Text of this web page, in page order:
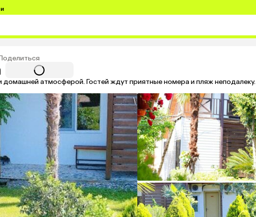
атмосферой. Гостей ждут приятные номера и пляж неподалеку.